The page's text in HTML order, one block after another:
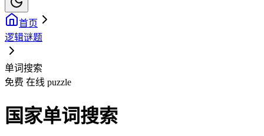
首页
逻辑谜题
单词搜索
免费 在线 puzzle
国家单词搜索